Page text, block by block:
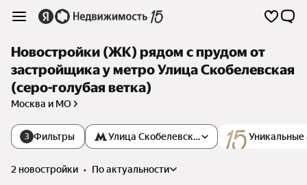
Новостройки (ЖК) рядом с прудом от
застройщика у метро Улица Скобелевская
(серо-голубая ветка)
Москва и МО
3 Фильтры Уникальные
Улица Скобелевская
2 новостройки •
по актуальности